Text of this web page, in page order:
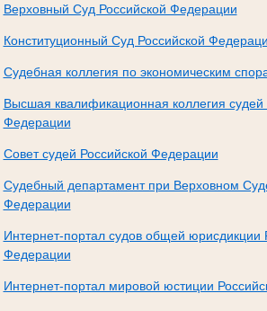
Верховный Суд Российской Федерации
Конституционный Суд Российской
Судебная коллегия по экономическим
Высшая квалификационная коллегия судей
Федерации
Совет судей Российской Федерации
Судебный департамент при Верховном
Федерации
Интернет-портал судов общей юрисдикции
Федерации
Интернет-портал мировой юстиции